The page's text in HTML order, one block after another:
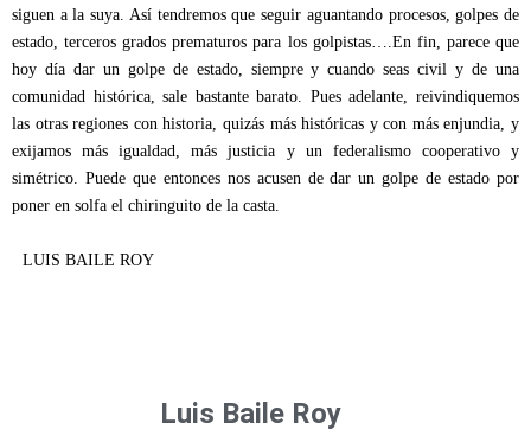
siguen a la suya. Así tendremos que seguir aguantando procesos, golpes de
estado, terceros grados prematuros para los golpistas….En fin, parece que
hoy día dar un golpe de estado, siempre y cuando seas civil y de una
comunidad histórica, sale bastante barato. Pues adelante, reivindiquemos
las otras regiones con historia, quizás más históricas y con más enjundia, y
exijamos más igualdad, más justicia y un federalismo cooperativo y
simétrico. Puede que entonces nos acusen de dar un golpe de estado por
poner en solfa el chiringuito de la casta.
LUIS BAILE ROY
Luis Baile Roy